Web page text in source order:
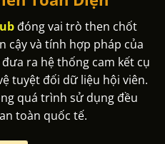
đóng vai trò then chốt
cậy và tính hợp pháp của
ra hệ thống cam kết cụ
tuyệt đối dữ liệu hội viên.
quá trình sử dụng đều
toàn quốc tế.